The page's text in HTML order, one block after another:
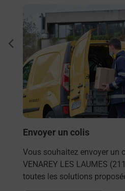
En savoir plus
Envoyer un colis
Vous souhaitez envoyer un
VENAREY LES LAUMES
toutes les solutions